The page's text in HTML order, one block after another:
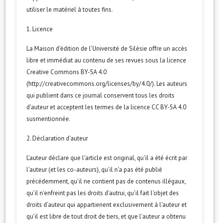
utiliser le matériel à toutes fins.
1. Licence
La Maison d'édition de l'Université de Silésie offre un accès
libre et immédiat au contenu de ses revues sous la licence
Creative Commons BY-SA 4.0
(http://creativecommons.org/licenses/by/4.0/). Les auteurs
qui publient dans ce journal conservent tous les droits
d'auteur et acceptent les termes de la licence CC BY-SA 4.0
susmentionnée.
2. Déclaration d'auteur
L'auteur déclare que l'article est original, qu'il a été écrit par
l'auteur (et les co-auteurs), qu'il n'a pas été publié
précédemment, qu'il ne contient pas de contenus illégaux,
qu'il n'enfreint pas les droits d'autrui, qu'il fait l'objet des
droits d’auteur qui appartienent exclusivement à l'auteur et
qu'il est libre de tout droit de tiers, et que l'auteur a obtenu